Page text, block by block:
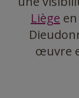
Liège
œuvre